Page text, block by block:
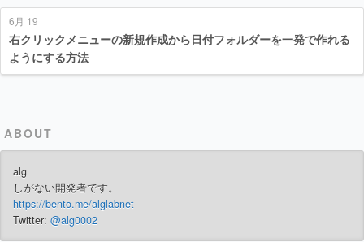
6月 19
右クリックメニューの新規作成から日付フォルダーを一発で作れる
ようにする方法
ABOUT
alg
しがない開発者です。
https://bento.me/alglabnet
Twitter: @alg0002
Tag Cloud
Recents